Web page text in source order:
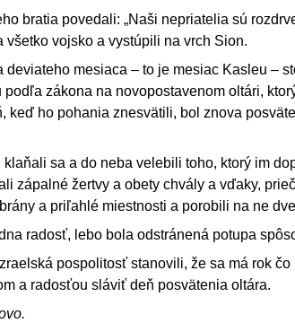
bratia povedali: „Naši nepriatelia sú
všetko vojsko a vystúpili na vrch Sion.
deviateho mesiaca – to je mesiac Kasleu –
zákona na novopostavenom oltári,
keď ho pohania znesvätili, bol znova
sa a do neba velebili toho, ktorý im
zápalné žertvy a obety chvály a vďaky,
a priľahlé miestnosti a porobili na ne
radosť, lebo bola odstránená potupa
pospolitosť stanovili, že sa má rok
a radosťou sláviť deň posvätenia oltára.